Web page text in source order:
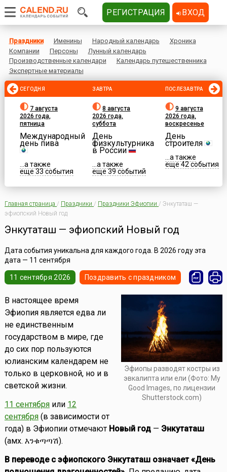
Праздники Именины Народный календарь
Хроника
Компании
Персоны
Лунный календарь
Производственные календари
Календарь путешественника
Экспертные материалы
СЕГОДНЯ
7 августа
2026 года,
пятница
Международный
день пива
...а также
еще 33 события
ЗАВТРА
8 августа
2026 года,
суббота
День
физкультурника
в России
...а также
еще 39 событий
ПОСЛЕЗАВТРА
9 августа
2026 года,
воскресенье
День
строителя
...а также
еще 42 события
Главная страница / Праздники / Праздники Эфиопии / Энкутаташ —
эфиопский Новый год
Энкутаташ — эфиопский Новый год
Дата события уникальна для каждого года. В 2026 году эта
дата — 11 сентября
11 сентября 2026 Поздравить с праздником
Эфиопы разводят костры из
эвкалипта или ели (Фото: My
Good Images, по лицензии
Shutterstock.com)
В настоящее время
Эфиопия является едва ли
не единственным
государством в мире, где
до сих пор пользуются
юлианским календарем не
только в церковной, но и в
светской жизни.
11 сентябряили 12
сентября(в зависимости от
года) в Эфиопии отмечают Новый год— Энкутаташ
(амх. እንቁጣጣሽ).
В переводе с эфиопского Энкутаташ означает «День
РЕГИСТРАЦИЯ ВХОД